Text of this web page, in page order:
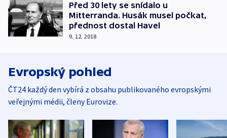
Před 30 lety se snídalo u
Mitterranda. Husák musel počkat,
přednost dostal Havel
9. 12. 2018
Evropský pohled
ČT24 každý den vybírá z obsahu publikovaného evropskými
veřejnými médii, členy Eurovize.